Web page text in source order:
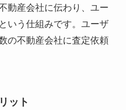
動産会社に伝わり、ユー
いう仕組みです。ユーザ
の不動産会社に査定依頼
ット